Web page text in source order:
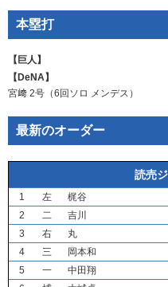
本塁打
【巨人】
【DeNA】
宮﨑 2号（6回ソロ メンデス ）
最新のオーダー
読売
1 左
梶谷
2
二
吉川
3
右
丸
4
三
岡本和
5
一
中田翔